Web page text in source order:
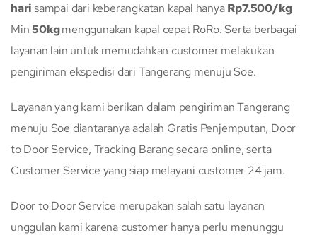
harisampai dari keberangkatan kapal hanyaRp7.500/kg
Min50kgmenggunakan kapal cepat RoRo. Serta berbagai
layanan lain untuk memudahkan customer melakukan
pengiriman ekspedisi dari Tangerang menuju Soe.
Layanan yang kami berikan dalam pengiriman Tangerang
menuju Soe diantaranya adalah Gratis Penjemputan, Door
to Door Service, Tracking Barang secara online, serta
Customer Service yang siap melayani customer 24 jam.
Door to Door Service merupakan salah satu layanan
unggulan kami karena customer hanya perlu menunggu